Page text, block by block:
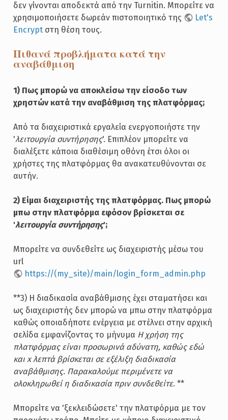
δεν γίνονται αποδεκτά από την Turnitin. Μπορείτε να
χρησιμοποιήσετε δωρεάν πιστοποιητικό της
Let's
Encryptστη θέση τους.
Πιθανά προβλήματα κατά την
αναβάθμιση
1) Πως μπορώ να αποκλείσω την είσοδο των
χρηστών κατά την αναβάθμιση της πλατφόρμας;
Από τα διαχειριστικά εργαλεία ενεργοποιήστε την
'λειτουργία συντήρησης'. Επιπλέον μπορείτε να
διαλέξετε κάποια διαθέσιμη οθόνη έτσι όλοι οι
χρήστες της πλατφόρμας θα ανακατευθύνονται σε
αυτήν.
2) Είμαι διαχειριστής της πλατφόρμας. Πως μπορώ
μπω στην πλατφόρμα εφόσον βρίσκεται σε
'λειτουργία συντήρησης';
Μπορείτε να συνδεθείτε ως διαχειριστής μέσω του
url
https://(my_site)/main/login_form_admin.php
**3) Η διαδικασία αναβάθμισης έχει σταματήσει και
ως διαχειριστής δεν μπορώ να μπω στην πλατφόρμα
καθώς οποιαδήποτε ενέργεια με στέλνει στην αρχική
σελίδα εμφανίζοντας το μήνυμα Η χρήση της
πλατφόρμας είναι προσωρινά αδύνατη, καθώς εδώ
και x λεπτά βρίσκεται σε εξέλιξη διαδικασία
αναβάθμισης. Παρακαλούμε περιμένετε να
ολοκληρωθεί η διαδικασία πριν συνδεθείτε. **
Μπορείτε να 'ξεκλειδώσετε' την πλατφόρμα με τον